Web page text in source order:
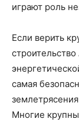
играют роль
Если верить
самая
Многие